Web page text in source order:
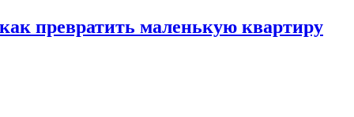
превратить маленькую квартиру